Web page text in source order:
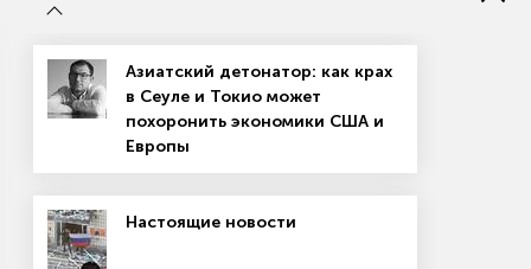
в сфере массовых коммуникаций, связи и охраны
Азиатский детонатор: как крах
в Сеуле и Токио может
похоронить экономики США и
Европы
Настоящие новости